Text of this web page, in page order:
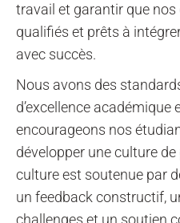
travail et garantir que
qualifiés et prêts à
avec succès.
Nous avons des
d’excellence
encourageons nos
développer une culture
culture est soutenue par
un feedback constructif,
challenges et un soutien